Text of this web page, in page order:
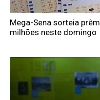
Mega-Sena sorteia
milhões neste domingo